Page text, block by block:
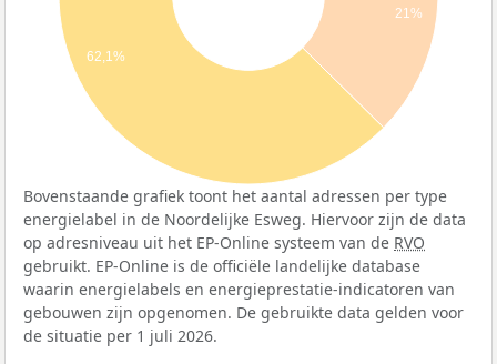
21%
62,1%
Bovenstaande grafiek toont het aantal adressen per type
energielabel in de Noordelijke Esweg. Hiervoor zijn de data
op adresniveau uit het EP-Online systeem van de RVO
gebruikt. EP-Online is de officiële landelijke database
waarin energielabels en energieprestatie-indicatoren van
gebouwen zijn opgenomen. De gebruikte data gelden voor
de situatie per 1 juli 2026.